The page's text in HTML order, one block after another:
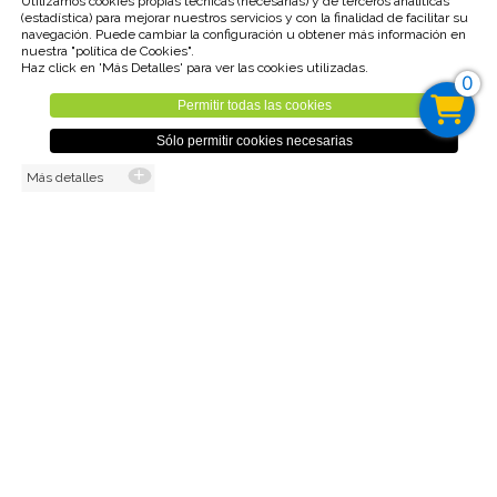
Unidades disponible : 1
Tipo IVA : 21,00%
3,00€
0
(estadística) para mejorar nuestros servicios y con la finalidad de facilitar su
navegación. Puede cambiar la configuración u obtener más información en
nuestra "política de Cookies".
Haz click en 'Más Detalles' para ver las cookies utilizadas.
Permitir todas las cookies
Sólo permitir cookies necesarias
Más detalles